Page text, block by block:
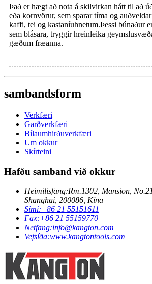
Það er hægt að nota á skilvirkan hátt til að
eða kornvörur, sem sparar tíma og
kaffi, tei og kastaníuhnetum.Þessi búnaður
sem blásara, tryggir hreinleika
gæðum fræanna.
sambandsform
Verkfæri
Garðverkfæri
Bílaumhirðuverkfæri
Um okkur
Skírteini
Hafðu samband við okkur
Heimilisfang:Rm.1302, Mansion,
Shanghai, 200086, Kína
Sími:+86 21 55151611
Fax:+86 21 55159770
Netfang:info@kangton.com
Vefsíða:www.kangtontools.com